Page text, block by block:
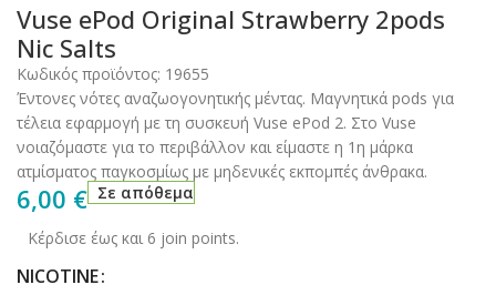
Vuse ePod Original Strawberry 2pods
Nic Salts
Κωδικός προϊόντος: 19655
Έντονες νότες αναζωογονητικής μέντας. Μαγνητικά pods για
τέλεια εφαρμογή με τη συσκευή Vuse ePod 2. Στο Vuse
νοιαζόμαστε για το περιβάλλον και είμαστε η 1η μάρκα
ατμίσματος παγκοσμίως με μηδενικές εκπομπές άνθρακα.
6,00 € Σε απόθεμα
Κέρδισε έως και 6 join points.
NICOTINE